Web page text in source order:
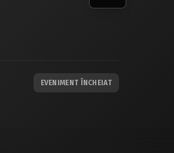
EVENIMENT ÎNCHEIAT